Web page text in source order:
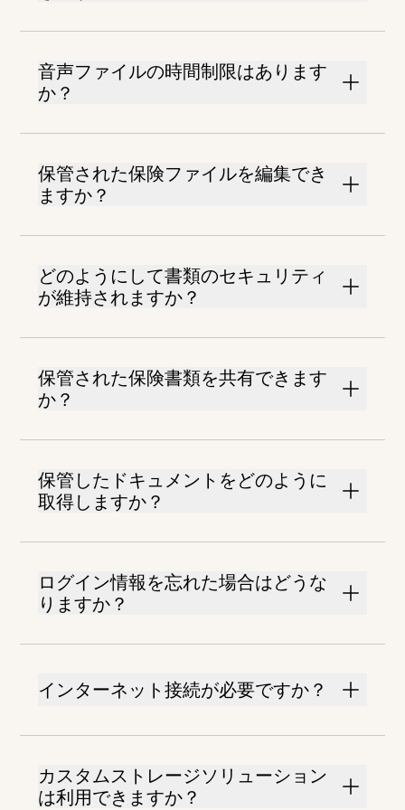
音声ファイルの時間制限はあります
か？
保管された保険ファイルを編集でき
ますか？
どのようにして書類のセキュリティ
が維持されますか？
保管された保険書類を共有できます
か？
保管したドキュメントをどのように
取得しますか？
ログイン情報を忘れた場合はどうな
りますか？
インターネット接続が必要ですか？
カスタムストレージソリューション
は利用できますか？